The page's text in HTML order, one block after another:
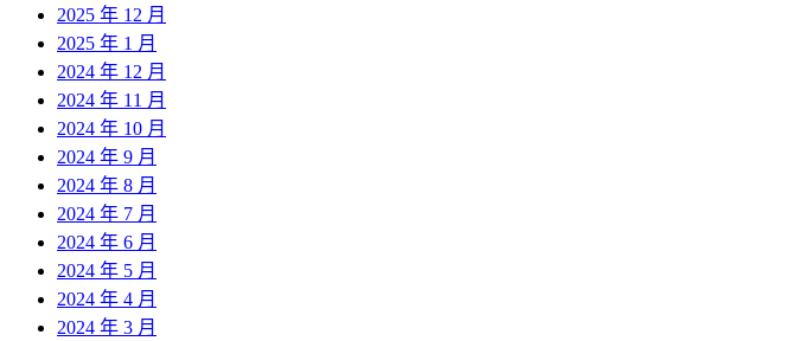
2025 年 12 月
2025 年 1 月
2024 年 12 月
2024 年 11 月
2024 年 10 月
2024 年 9 月
2024 年 8 月
2024 年 7 月
2024 年 6 月
2024 年 5 月
2024 年 4 月
2024 年 3 月